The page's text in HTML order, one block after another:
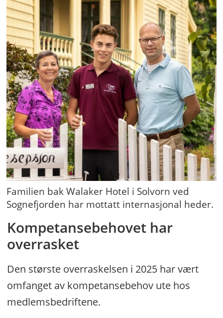
Familien bak Walaker Hotel i Solvorn ved
Sognefjorden har mottatt internasjonal heder.
Kompetansebehovet har
overrasket
Den største overraskelsen i 2025 har vært
omfanget av kompetansebehov ute hos
medlemsbedriftene.